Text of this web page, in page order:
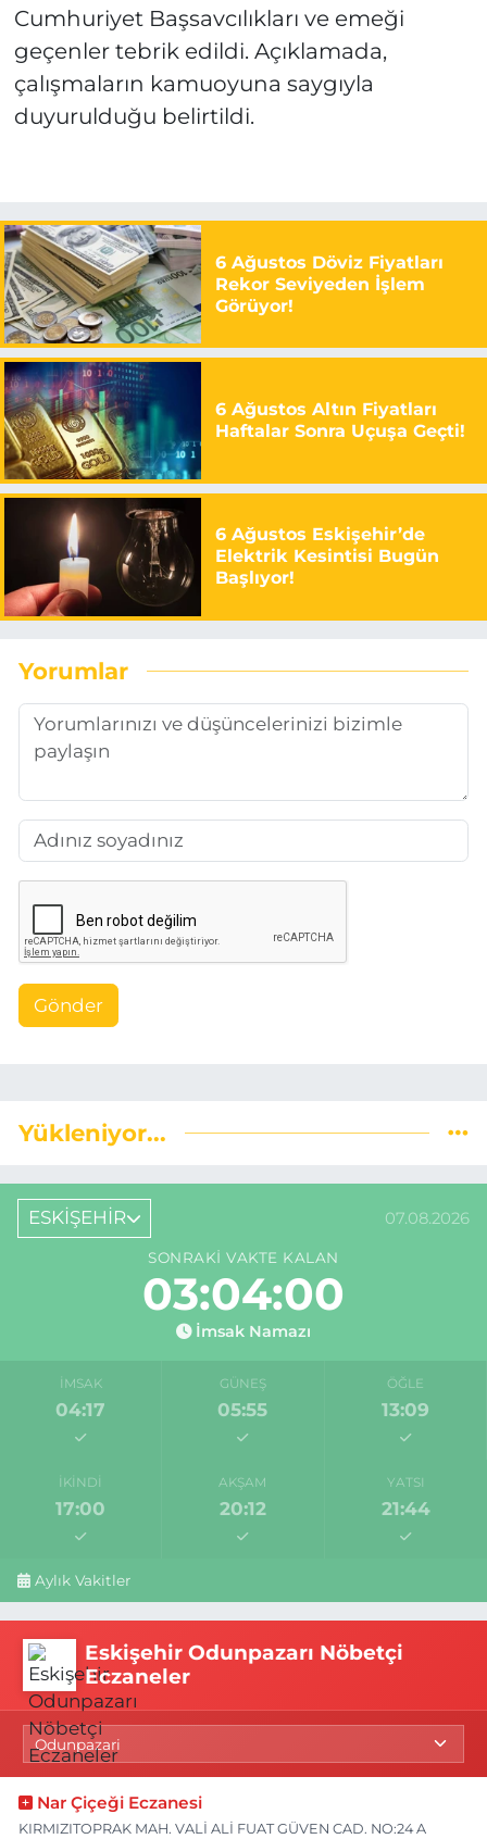
Cumhuriyet Başsavcılıkları ve emeği
geçenler tebrik edildi. Açıklamada,
çalışmaların kamuoyuna saygıyla
duyurulduğu belirtildi.
6 Ağustos Döviz Fiyatları
Rekor Seviyeden İşlem
Görüyor!
6 Ağustos Altın Fiyatları
Haftalar Sonra Uçuşa Geçti!
6 Ağustos Eskişehir’de
Elektrik Kesintisi Bugün
Başlıyor!
Yorumlar
Gönder
Yükleniyor...
ESKİŞEHİR 07.08.2026
SONRAKI VAKTE KALAN
03:03:59
İmsak Namazı
İMSAK
04:17
GÜNEŞ
05:55
ÖĞLE
13:09
İKINDI
17:00
AKŞAM
20:12
YATSI
21:44
Aylık Vakitler
Eskişehir Odunpazarı Nöbetçi
Eczaneler
Nar Çiçeği Eczanesi
KIRMIZITOPRAK MAH. VALİ ALİ FUAT GÜVEN CAD. NO:24 A